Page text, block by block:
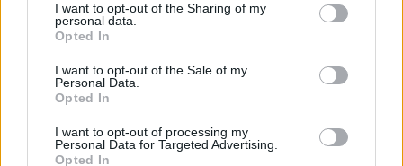
I want to opt-out of the Sharing of my
personal data.
Opted In
I want to opt-out of the Sale of my
Personal Data.
Opted In
I want to opt-out of processing my
Personal Data for Targeted Advertising.
Opted In
PLUS